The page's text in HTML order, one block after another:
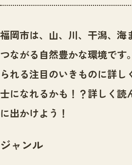
センター紹介TOP
サイトポリシー
プライバシーポリシー
ニュースTOP
市の取組み
いきものガイド
いきものガイドTOP
注目のいきもの
生物多様性のめぐみ
保全アクション
イベント
いきもの調査隊
調査レポート
マッチング
福岡市は、山、川、干潟、海
つながる自然豊かな環境です。
られる注目のいきものに詳し
士になれるかも！？詳しく読
に出かけよう！
ジャンル